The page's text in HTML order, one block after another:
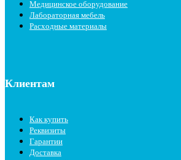
Медицинское оборудование
Лабораторная мебель
Расходные материалы
Клиентам
Как купить
Реквизиты
Гарантии
Доставка